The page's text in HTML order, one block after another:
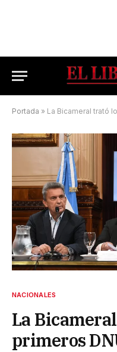
Portada » La Bicameral trató
NACIONALES
La
primeros